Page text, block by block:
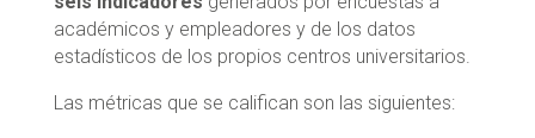
académicos y empleadores y de los datos
estadísticos de los propios centros universitarios.
Las métricas que se califican son las siguientes: